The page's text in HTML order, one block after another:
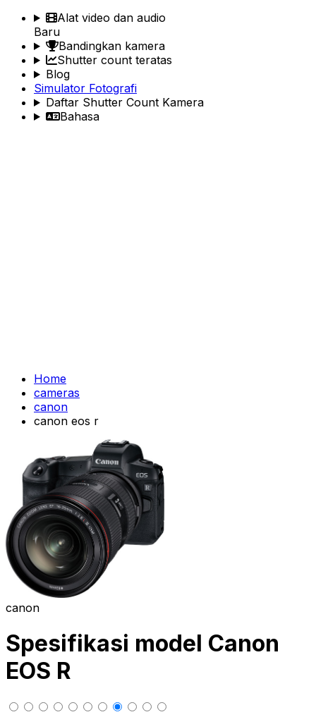
Alat video dan audio
Baru
Bandingkan kamera
Shutter count teratas
Blog
Simulator Fotografi
Daftar Shutter Count Kamera
Bahasa
Home
cameras
canon
canon eos r
canon
Spesifikasi model Canon
EOS R